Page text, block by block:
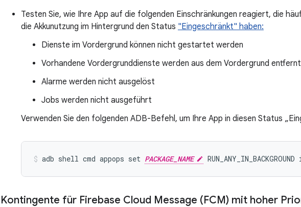
Testen Sie, wie Ihre App auf die folgenden Einschränkungen reagiert, die
die Akkunutzung im Hintergrund den Status "Eingeschränkt" haben:
Dienste im Vordergrund können nicht gestartet werden
Vorhandene Vordergrunddienste werden aus dem Vordergrund entfernt
Alarme werden nicht ausgelöst
Jobs werden nicht ausgeführt
Verwenden Sie den folgenden ADB-Befehl, um Ihre App in diesen Status
adb shell cmd appops set PACKAGE_NAME
Kontingente für Firebase Cloud Message (FCM) mit hoher